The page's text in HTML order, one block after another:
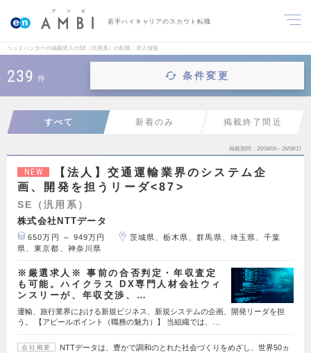
若手ハイキャリアのスカウト転職
ヘッドハンターの掲載求人のSE（汎用系）の転職・求人情報
239 件 条件変更
すべて 新着のみ 掲載終了間近
掲載期間 26/08/04～26/08/17
NEW
【法人】交通運輸業界のシステム企
画、開発を担うリーダ<87>
SE（汎用系）
株式会社NTTデータ
650万円 ～ 949万円
茨城県、栃木県、群馬県、埼玉県、千葉
県、東京都、神奈川県
※厳選求人※ 事前の合否判定・年収査定
も可能。ハイクラス DX専門人材会社ウィ
ンスリーが、年収交渉、…
運輸、旅行業界における新規ビジネス、新規システムの企画、開発リーダを担
う。 【アピールポイント（職務の魅力）】 当組織では、…
会社概要
NTTデータは、豊かで調和のとれた社会づくりをめざし、世界50ヵ